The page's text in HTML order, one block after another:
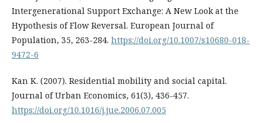
Intergenerational Support Exchange: A New Look at the
Hypothesis of Flow Reversal. European Journal of
Population, 35, 263-284. https://doi.org/10.1007/s10680-018-
9472-6
Kan K. (2007). Residential mobility and social capital.
Journal of Urban Economics, 61(3), 436-457.
https://doi.org/10.1016/j.jue.2006.07.005